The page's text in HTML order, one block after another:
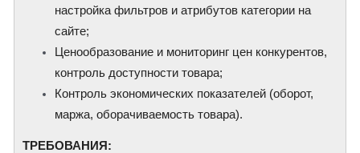
настройка фильтров и атрибутов категории на
сайте;
Ценообразование и мониторинг цен конкурентов,
контроль доступности товара;
Контроль экономических показателей (оборот,
маржа, оборачиваемость товара).
​ТРЕБОВАНИЯ: